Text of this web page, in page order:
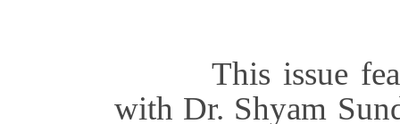
This issue
with Dr. Shyam